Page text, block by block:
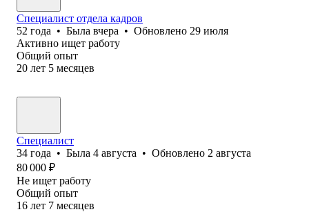
Специалист отдела кадров
52 года • Была вчера • Обновлено 29 июля
Активно ищет работу
Общий опыт
20 лет 5 месяцев
Специалист
34 года • Была 4 августа • Обновлено 2 августа
80 000 ₽
Не ищет работу
Общий опыт
16 лет 7 месяцев